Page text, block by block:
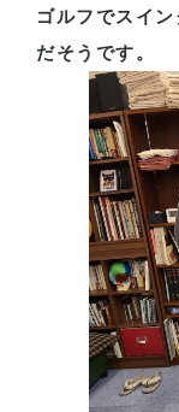
ゴルフでスイ
だそうです。